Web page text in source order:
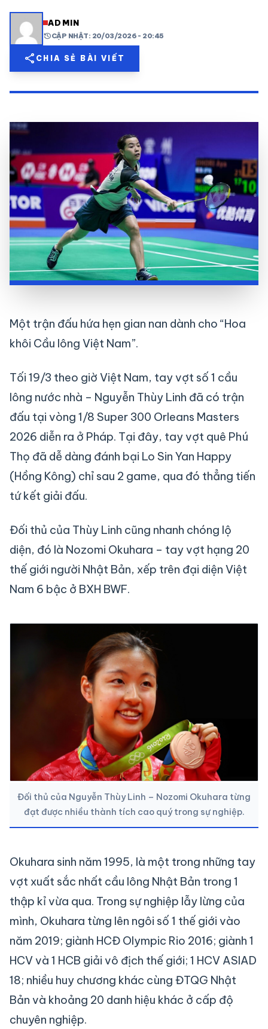
share mailADMIN
historyCẬP NHẬT: 20/03/2026 - 20:45
share CHIA SẺ BÀI VIẾT
Một trận đấu hứa hẹn gian nan dành cho “Hoa
khôi Cầu lông Việt Nam”.
Tối 19/3 theo giờ Việt Nam, tay vợt số 1 cầu
lông nước nhà – Nguyễn Thùy Linh đã có trận
đấu tại vòng 1/8 Super 300 Orleans Masters
2026 diễn ra ở Pháp. Tại đây, tay vợt quê Phú
Thọ đã dễ dàng đánh bại Lo Sin Yan Happy
(Hồng Kông) chỉ sau 2 game, qua đó thẳng tiến
tứ kết giải đấu.
Đối thủ của Thùy Linh cũng nhanh chóng lộ
diện, đó là Nozomi Okuhara – tay vợt hạng 20
thế giới người Nhật Bản, xếp trên đại diện Việt
Nam 6 bậc ở BXH BWF.
Đối thủ của Nguyễn Thùy Linh – Nozomi Okuhara từng
đạt được nhiều thành tích cao quý trong sự nghiệp.
Okuhara sinh năm 1995, là một trong những tay
vợt xuất sắc nhất cầu lông Nhật Bản trong 1
thập kỉ vừa qua. Trong sự nghiệp lẫy lừng của
mình, Okuhara từng lên ngôi số 1 thế giới vào
năm 2019; giành HCĐ Olympic Rio 2016; giành 1
HCV và 1 HCB giải vô địch thế giới; 1 HCV ASIAD
18; nhiều huy chương khác cùng ĐTQG Nhật
Bản và khoảng 20 danh hiệu khác ở cấp độ
chuyên nghiệp.